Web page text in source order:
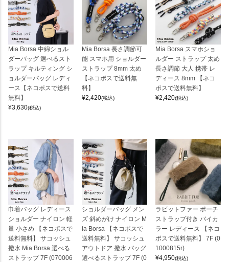
Mia Borsa 中綿ショル
ダーバッグ 選べるスト
ラップ キルティング シ
ョルダーバッグ レディ
ース【ネコポスで送料
無料】
¥3,630(税込)
Mia Borsa 長さ調節可
能 スマホ用 ショルダー
ストラップ 8mm 太め
【ネコポスで送料無
料】
¥2,420(税込)
Mia Borsa スマホショ
ルダー ストラップ 太め
長さ調節 大人 携帯 レ
ディース 8mm 【ネコ
ポスで送料無料】
¥2,420(税込)
巾着バッグ レディース
ショルダー ナイロン 軽
量 小さめ 【ネコポスで
送料無料】 サコッシュ
撥水 Mia Borsa 選べる
ストラップ 7F (070006
ショルダーバッグ メン
ズ 斜めがけ ナイロン M
ia Borsa 【ネコポスで
送料無料】 サコッシュ
アウトドア 撥水 バッグ
選べるストラップ 7F (0
ラビットファー ポーチ
ストラップ付き バイカ
ラー レディース 【ネコ
ポスで送料無料】 7F (0
1000815r)
¥4,950(税込)